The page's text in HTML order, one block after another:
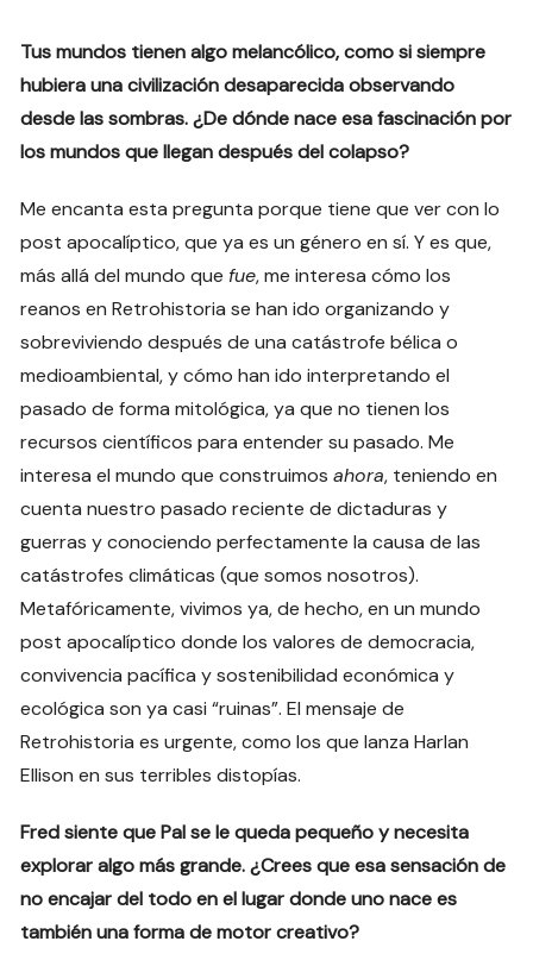
Tus mundos tienen algo melancólico, como si siempre
hubiera una civilización desaparecida observando
desde las sombras. ¿De dónde nace esa fascinación por
los mundos que llegan después del colapso?
Me encanta esta pregunta porque tiene que ver con lo
post apocalíptico, que ya es un género en sí. Y es que,
más allá del mundo que fue, me interesa cómo los
reanos en Retrohistoria se han ido organizando y
sobreviviendo después de una catástrofe bélica o
medioambiental, y cómo han ido interpretando el
pasado de forma mitológica, ya que no tienen los
recursos científicos para entender su pasado. Me
interesa el mundo que construimosahora, teniendo en
cuenta nuestro pasado reciente de dictaduras y
guerras y conociendo perfectamente la causa de las
catástrofes climáticas (que somos nosotros).
Metafóricamente, vivimos ya, de hecho, en un mundo
post apocalíptico donde los valores de democracia,
convivencia pacífica y sostenibilidad económica y
ecológica son ya casi “ruinas”. El mensaje de
Retrohistoria es urgente, como los que lanza Harlan
Ellison en sus terribles distopías.
Fred siente que Pal se le queda pequeño y necesita
explorar algo más grande. ¿Crees que esa sensación de
no encajar del todo en el lugar donde uno nace es
también una forma de motor creativo?